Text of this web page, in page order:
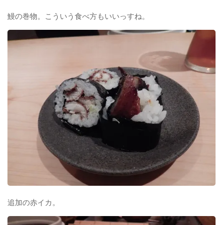
鰻の巻物。こういう食べ方もいいっすね。
追加の赤イカ。